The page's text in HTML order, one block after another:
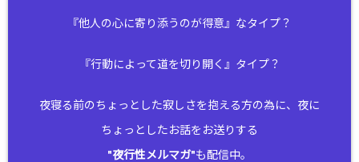
『他人の心に寄り添うのが得意』なタイプ？
『行動によって道を切り開く』タイプ？
夜寝る前のちょっとした寂しさを抱える方の為に、夜に
ちょっとしたお話をお送りする
"夜行性メルマガ"も配信中。